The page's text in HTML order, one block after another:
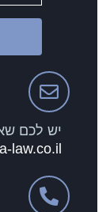
יש לכם
law.co.il